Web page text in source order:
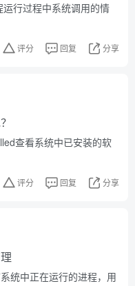
行过程中系统调用的情
评分 回复 分享
查看系统中已安装的软
评分 回复 分享
统中正在运行的进程，用